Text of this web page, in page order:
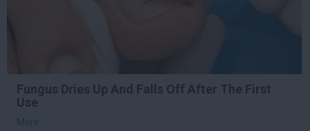
Fungus Dries Up And Falls Off After The First
Use
More